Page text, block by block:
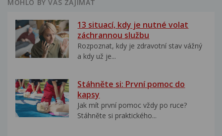
MOHLO BY VÁS ZAJÍMAT
13 situací, kdy je nutné volat
záchrannou službu
Rozpoznat, kdy je zdravotní stav vážný
a kdy už je...
Stáhněte si: První pomoc do
kapsy
Jak mít první pomoc vždy po ruce?
Stáhněte si praktického...